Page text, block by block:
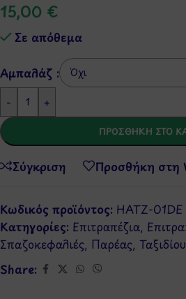
15,00 €
Σε απόθεμα
Αμπαλάζ :
-
+
ΠΡΟΣΘΉΚΗ ΣΤΟ
Σύγκριση Προσθήκη στη
Κωδικός προϊόντος: HATZ-01DE
Κατηγορίες: Επιτραπέζια,
Σπαζοκεφαλιές, Παρέας, Ταξιδίου
Share: